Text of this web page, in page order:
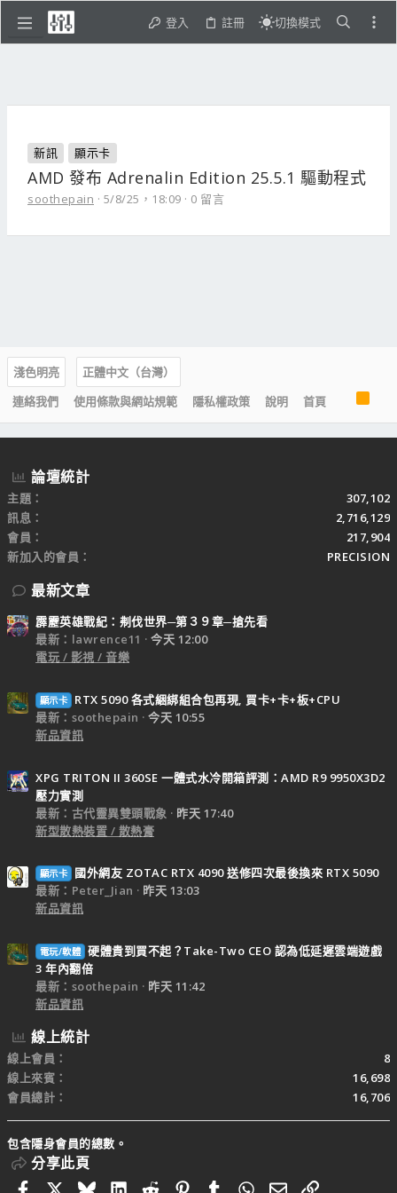
登入 註冊 切換模式
新訊 顯示卡
AMD 發布 Adrenalin Edition 25.5.1 驅動程式
soothepain 5/8/25，18:09 0 留言
淺色明亮
正體中文（台灣）
連絡我們
使用條款與網站規範 隱私權政策 說明 首頁
R
S
S
論壇統計
主題
307,102
訊息
2,716,129
會員
217,904
新加入的會員
PRECISION
最新文章
霹靂英雄戰紀：刜伐世界─第３９章─搶先看
最新：lawrence11
今天 12:00
電玩 / 影視 / 音樂
顯示卡
RTX 5090 各式綑綁組合包再現, 買卡+卡+板+CPU
最新：soothepain
今天 10:55
新品資訊
XPG TRITON II 360SE 一體式水冷開箱評測：AMD R9 9950X3D2
壓力實測
最新：古代靈異雙頭戰象
昨天 17:40
新型散熱裝置 / 散熱膏
顯示卡
國外網友 ZOTAC RTX 4090 送修四次最後換來 RTX 5090
最新：Peter_Jian
昨天 13:03
新品資訊
電玩/軟體 硬體貴到買不起？Take-Two CEO 認為低延遲雲端遊戲
3 年內翻倍
最新：soothepain
昨天 11:42
新品資訊
線上統計
線上會員
8
線上來賓
16,698
會員總計
16,706
包含隱身會員的總數。
分享此頁
FacebookBlueskyLinkedIn
RedditPinterestTumblrWhatsApp
電子郵件
連結